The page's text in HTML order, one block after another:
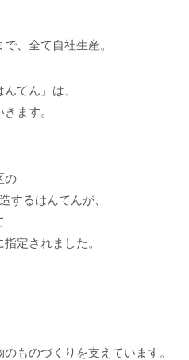
、全て自社生産。
てん」は、
ます。
の
するはんてんが、
定されました。
ものづくりを支えています。